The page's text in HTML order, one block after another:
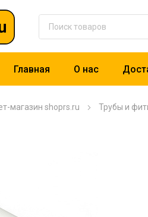
Главная О нас
магазин shoprs.ru Трубы и